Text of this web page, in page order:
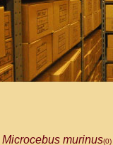
Microcebus murinus(0)